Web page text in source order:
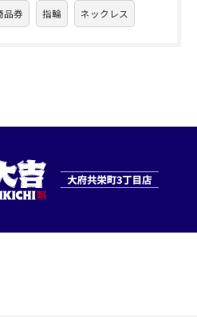
品券 指輪 ネックレス